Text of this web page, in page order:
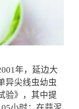
年，延边大
异尖线虫幼虫
验》，其中提